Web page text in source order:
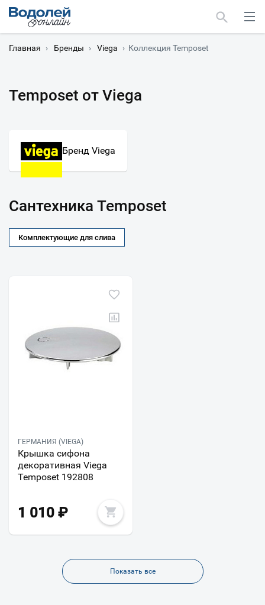
Главная › Бренды › Viega › Коллекция Temposet
Temposet от Viega
Бренд Viega
Сантехника Temposet
Комплектующие для слива
ГЕРМАНИЯ (VIEGA)
Крышка сифона
декоративная Viega
Temposet 192808
1 010 ₽
Показать все